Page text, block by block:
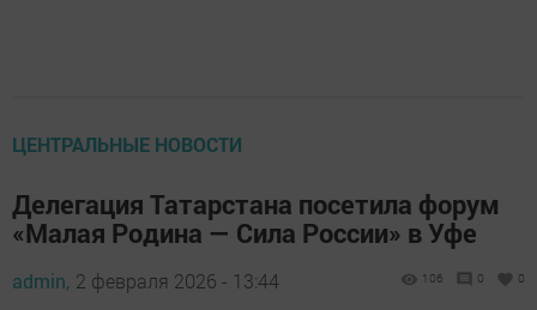
ЦЕНТРАЛЬНЫЕ НОВОСТИ
Делегация Татарстана посетила форум
«Малая Родина — Сила России» в Уфе
admin, 2 февраля 2026 - 13:44 106 0 0